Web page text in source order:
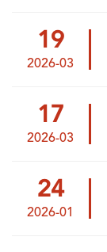
19
2026-03
17
2026-03
24
2026-01